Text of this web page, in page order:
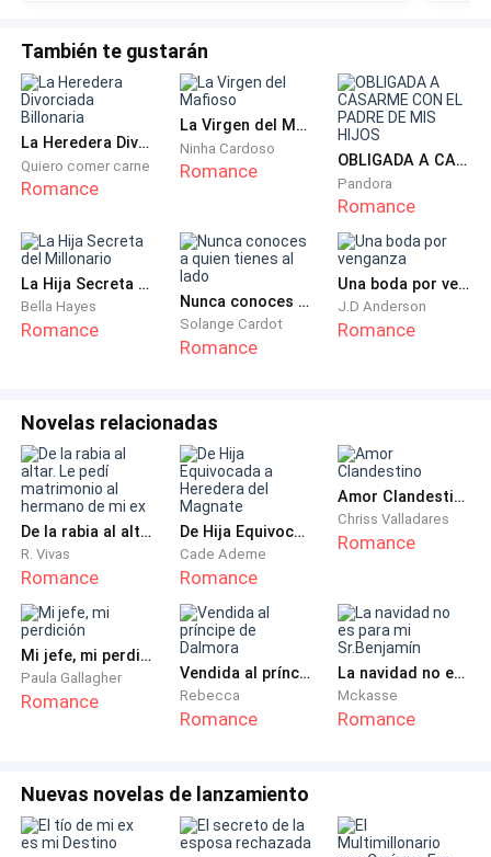
Dicho eso, salió de la puerta sin mirar atrás, mientras
el pequeño observaba como se subía a un auto
estacionado frente a la casa, conducido por un
hombre mucho más joven que su padre.
Mientras cerraba la puerta principal, una detonación
se escuchó en el interior de la casa, el niño salió
corriendo asustado al despacho de su padre, al entrar,
el hombre yacía muerto, con los sesos y la sangre
esparcidos por todas partes, mientras el pequeño se
arrodillaba a su lado llorando desesperadamente
“No sabes lo fuerte que eres hasta que ser fuerte es
la única opción que tienes”. Bob Marley.
También te gustarán
La Heredera Divorciada Billonaria
Quiero comer carne
Romance
La Virgen del Mafioso
Ninha Cardoso
Romance OBLIGADA A CASARME CON EL PADRE DE MIS HIJOS
Pandora
Romance
La Hija Secreta del Millonario
Bella Hayes
Romance
Nunca conoces a quien tienes al lado
Solange Cardot
Romance
Una boda por venganza
J.D Anderson
Romance
Novelas relacionadas
De la rabia al altar. Le pedí matrimonio al hermano de mi ex
R. Vivas
Romance
De Hija Equivocada a Heredera del Magnate
Cade Ademe
Romance
Amor Clandestino
Chriss Valladares
Romance
Mi jefe, mi perdición
Paula Gallagher
Romance
Vendida al príncipe de Dalmora
Rebecca
Romance
La navidad no es para mi Sr.Benjamín
Mckasse
Romance
Nuevas novelas de lanzamiento